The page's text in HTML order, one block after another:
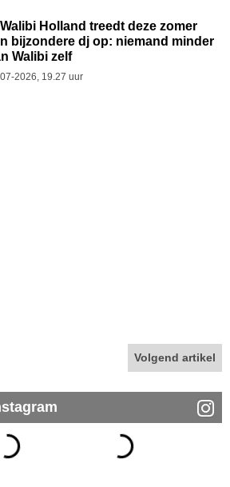
Walibi Holland treedt deze zomer
bijzondere dj op: niemand minder
Walibi zelf
2026, 19.27 uur
Volgend artikel